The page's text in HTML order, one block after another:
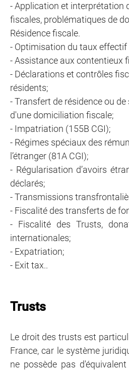
- Application et interprétation
fiscales, problématiques de
Résidence fiscale.
- Optimisation du taux
- Assistance aux contentieux
- Déclarations et contrôles
résidents;
- Transfert de résidence ou
d'une domiciliation fiscale;
- Impatriation (155B CGI);
- Régimes spéciaux des
l’étranger (81A CGI);
- Régularisation d’avoirs
déclarés;
- Transmissions
- Fiscalité des transferts de
- Fiscalité des Trusts,
internationales;
- Expatriation;
- Exit tax..
Trusts
Le droit des trusts est
France, car le système
ne possède pas